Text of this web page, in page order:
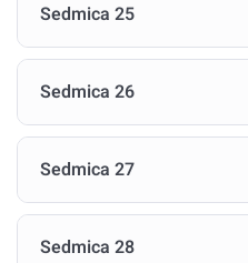
Sedmica 25
Sedmica 26
Sedmica 27
Sedmica 28